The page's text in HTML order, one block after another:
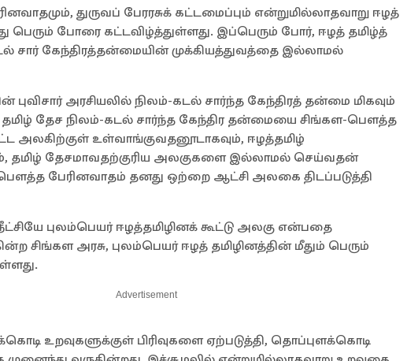
துருவப் பேரரசுக் கட்டமைப்பும் என்றுமில்லாதவாறு ஈழத்
பெரும் போரை கட்டவிழ்த்துள்ளது. இப்பெரும் போர், ஈழத் தமிழ்த்
சார் கேந்திரத்தன்மையின் முக்கியத்துவத்தை இல்லாமல்
புவிசார் அரசியலில் நிலம்-கடல் சார்ந்த கேந்திரத் தன்மை மிகவும்
தமிழ் தேச நிலம்-கடல் சார்ந்த கேந்திர தன்மையை சிங்கள-பௌத்த
அலகிற்குள் உள்வாங்குவதனூடாகவும், ஈழத்தமிழ்
தமிழ் தேசமாவதற்குரிய அலகுகளை இல்லாமல் செய்வதன்
பேரினவாதம் தனது ஒற்றை ஆட்சி அலகை திடப்படுத்தி
புலம்பெயர் ஈழத்தமிழினக் கூட்டு அலகு என்பதை
சிங்கள அரசு, புலம்பெயர் ஈழத் தமிழினத்தின் மீதும் பெரும்
Advertisement
உறவுகளுக்குள் பிரிவுகளை ஏற்படுத்தி, தொப்புளக்கொடி